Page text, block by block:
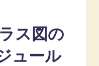
ス図の
ュール